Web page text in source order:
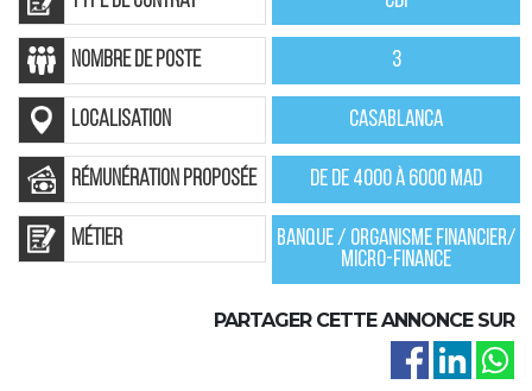
nombre de poste 3
localisation Casablanca
rémunération proposée De de 4000 à 6000 MAD
Métier
Banque / Organisme financier/
Micro-finance
PARTAGER CETTE ANNONCE SUR